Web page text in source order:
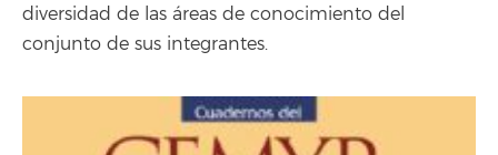
diversidad de las áreas de conocimiento del
conjunto de sus integrantes.